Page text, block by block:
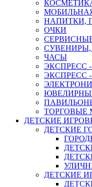
НАПИТКИ,
ОЧКИ
ЧАСЫ
ЭКСПРЕСС
ЭКСПРЕСС
ТОРГОВЫЕ
ДЕТСКИЕ
ДЕТСКИЕ
ДЕТСКИЕ